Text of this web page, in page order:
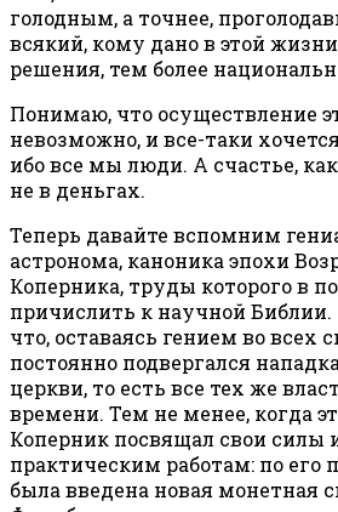
голодным, а точнее,
всякий, кому дано в этой
решения, тем более
Понимаю, что осуществление
невозможно, и все-таки
ибо все мы люди. А счастье,
не в деньгах.
Теперь давайте вспомним
астронома, каноника эпохи
Коперника, труды которого в
причислить к научной Библии.
что, оставаясь гением во всех
постоянно подвергался
церкви, то есть все тех же
времени. Тем не менее, когда
Коперник посвящал свои силы
практическим работам: по его
была введена новая монетная